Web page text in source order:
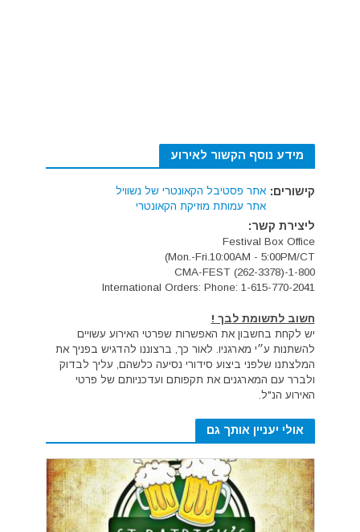
מידע נוסף הקשור לאירוע
קישורים: אתר פסטיבל הקאונטרי של נשוויל
אתר עמותת מוזיקת הקאונטרי
ליצירת קשר:
Festival Box Office
Mon.-Fri.10:00AM - 5:00PM/CT)
1-800-CMA-FEST (262-3378)
International Orders: Phone: 1-615-770-2041
חשוב לתשומת לבך !
יש לקחת בחשבון את האפשרות שפרטי האירוע עשויים
להשתנות ע״י מארגניו. לאור כך, ברצוננו להדגיש בפניך את
המלצתנו שלפני ביצוע סידורי נסיעה כלשהם, עליך לבדוק
ולברר עם המארגנים את תקפותם ועדכניותם של פרטי
האירוע הנ"ל.
אולי יעניין אותך גם